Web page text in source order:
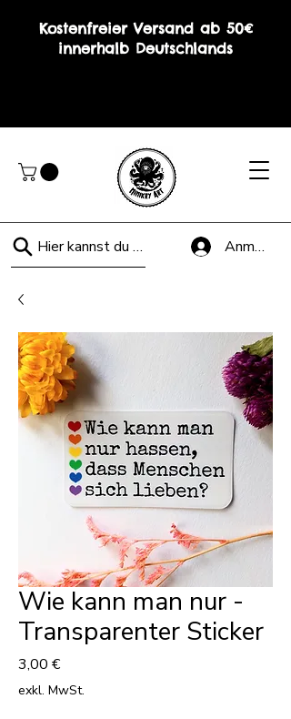
Kostenfreier Versand ab 50€
innerhalb Deutschlands
Hier kannst du suchen! Anmelden
Wie kann man nur -
Transparenter Sticker
3,00 €Preis
exkl. MwSt.